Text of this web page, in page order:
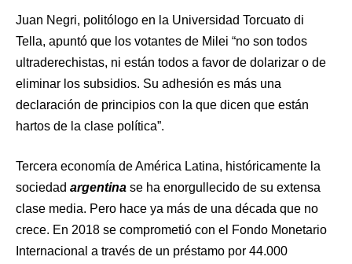
Juan Negri, politólogo en la Universidad Torcuato di
Tella, apuntó que los votantes de Milei “no son todos
ultraderechistas, ni están todos a favor de dolarizar o de
eliminar los subsidios. Su adhesión es más una
declaración de principios con la que dicen que están
hartos de la clase política”.
Tercera economía de América Latina, históricamente la
sociedad argentina se ha enorgullecido de su extensa
clase media. Pero hace ya más de una década que no
crece. En 2018 se comprometió con el Fondo Monetario
Internacional a través de un préstamo por 44.000